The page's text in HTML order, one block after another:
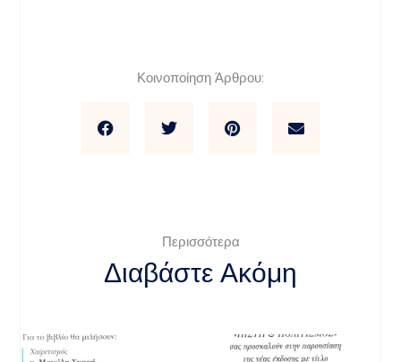
Κοινοποίηση Άρθρου:
Περισσότερα
Διαβάστε Ακόμη